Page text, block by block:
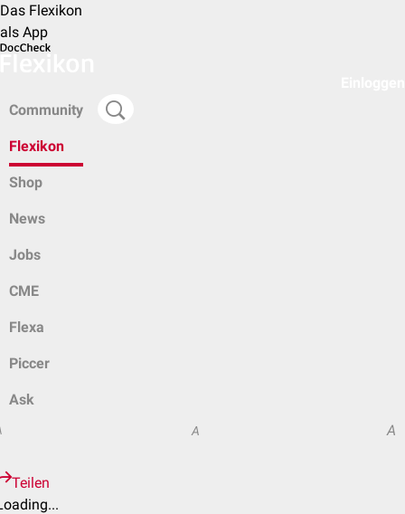
Das Flexikon
als App
Community
Flexikon
Shop
News
Jobs
CME
Flexa
Piccer
Ask
A A
Teilen